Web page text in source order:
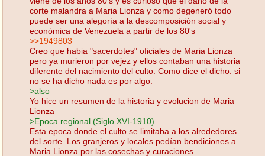
corte malandra a Maria Lionza y como degeneró todo
puede ser una alegoría a la descomposición social y
económica de Venezuela a partir de los 80's
>>1949803
Creo que habia "sacerdotes" oficiales de Maria Lionza
pero ya murieron por vejez y ellos contaban una historia
diferente del nacimiento del culto. Como dice el dicho: si
no se ha dicho nada es por algo.
>also
Yo hice un resumen de la historia y evolucion de Maria
Lionza
>Epoca regional (Siglo XVI-1910)
Esta epoca donde el culto se limitaba a los alrededores
del sorte. Los granjeros y locales pedían bendiciones a
Maria Lionza por las cosechas y curaciones